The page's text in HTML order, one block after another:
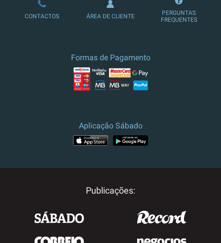
LOJA DE ASSINATURAS
CONTACTOS ÁREA DE CLIENTE
PERGUNTAS
FREQUENTES
Formas de Pagamento
Aplicação Sábado
Publicações: